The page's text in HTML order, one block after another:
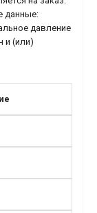
данные:
давление
и (или)